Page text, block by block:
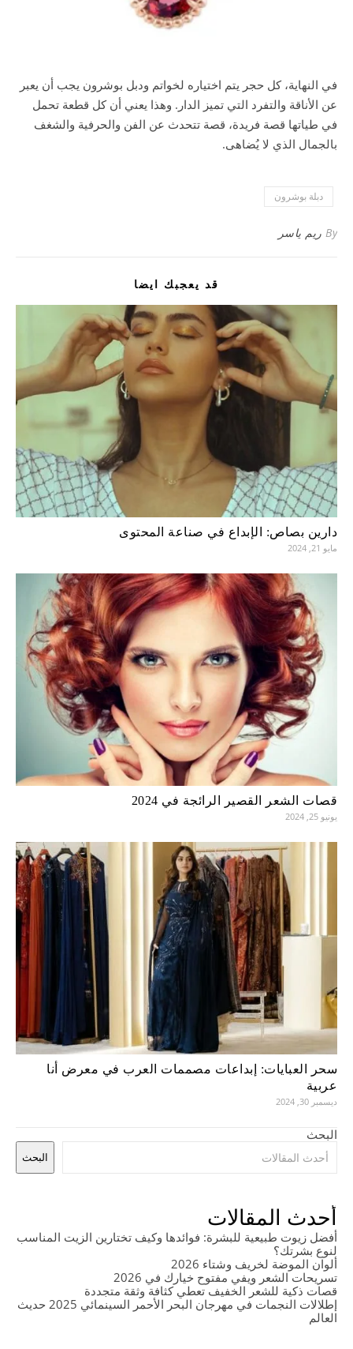
في النهاية، كل حجر يتم اختياره لخواتم ودبل بوشرون يجب أن يعبر
عن الأناقة والتفرد التي تميز الدار. وهذا يعني أن كل قطعة تحمل
في طياتها قصة فريدة، قصة تتحدث عن الفن والحرفية والشغف
بالجمال الذي لا يُضاهى.
دبلة بوشرون
By ريم ياسر
قد يعجبك ايضا
دارين بصاص: الإبداع في صناعة المحتوى
مايو 21, 2024
قصات الشعر القصير الرائجة في 2024
يونيو 25, 2024
سحر العبايات: إبداعات مصممات العرب في معرض أنا
عربية
ديسمبر 30, 2024
البحث
البحث
أحدث المقالات
أفضل زيوت طبيعية للبشرة: فوائدها وكيف تختارين الزيت المناسب
لنوع بشرتك؟
ألوان الموضة لخريف وشتاء 2026
تسريحات الشعر ويفي مفتوح خيارك في 2026
قصات ذكية للشعر الخفيف تعطي كثافة وثقة متجددة
إطلالات النجمات في مهرجان البحر الأحمر السينمائي 2025 حديث
العالم